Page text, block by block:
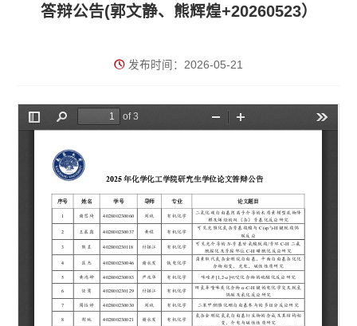
答辩公告(郭文静、熊辉煌+20260523）
发布时间：2026-05-21